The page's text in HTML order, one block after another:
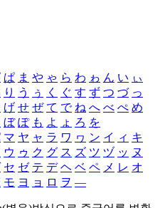
ぱ ま や ゃ ら わ ゎ ん い ぃ
り う ぅ く ぐ す ず つ づ っ
げ せ ぜ て で ね へ べ ぺ め
ぼ ぽ も よ ょ ろ を
マ ヤ ャ ラ ワ ヮ ン イ ィ キ
ウ ゥ ク グ ス ズ ツ ヅ ッ ヌ
セ ゼ テ デ ヘ ベ ペ メ レ オ
モ ヨ ョ ロ ヲ ―